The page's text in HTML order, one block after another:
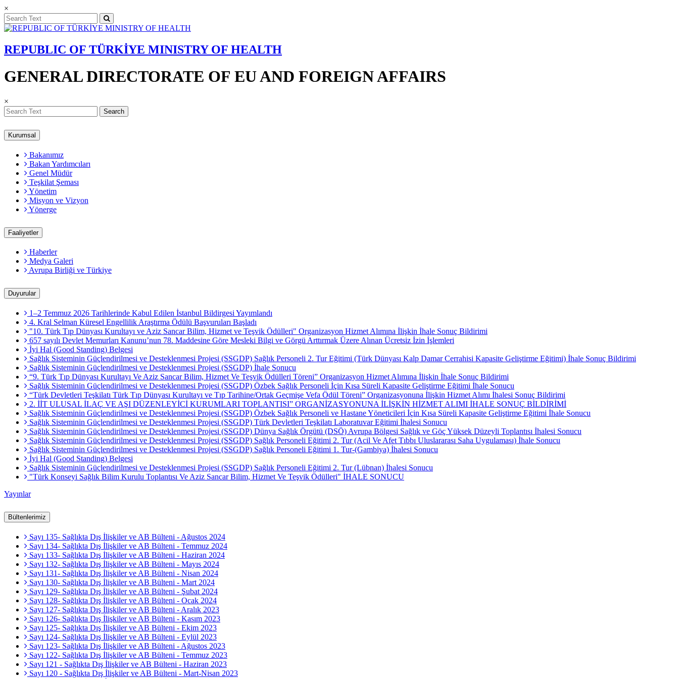
×
REPUBLIC OF TÜRKİYE MINISTRY OF HEALTH
GENERAL DIRECTORATE OF EU AND FOREIGN AFFAIRS
×
Search
Kurumsal
Bakanımız
Bakan Yardımcıları
Genel Müdür
Teşkilat Şeması
Yönetim
Misyon ve Vizyon
Yönerge
Faaliyetler
Haberler
Medya Galeri
Avrupa Birliği ve Türkiye
Duyurular
1–2 Temmuz 2026 Tarihlerinde Kabul Edilen İstanbul Bildirgesi Yayımlandı
4. Kral Selman Küresel Engellilik Araştırma Ödülü Başvuruları Başladı
"10. Türk Tıp Dünyası Kurultayı ve Aziz Sancar Bilim, Hizmet ve Teşvik Ödülleri" Organizasyon Hizmet Alımına İlişkin İhale Sonuç Bildirimi
657 sayılı Devlet Memurları Kanunu’nun 78. Maddesine Göre Mesleki Bilgi ve Görgü Arttırmak Üzere Alınan Ücretsiz İzin İşlemleri
İyi Hal (Good Standing) Belgesi
Sağlık Sisteminin Güçlendirilmesi ve Desteklenmesi Projesi (SSGDP) Sağlık Personeli 2. Tur Eğitimi (Türk Dünyası Kalp Damar Cerrahisi Kapasite Geliştirme Eğitimi) İhale Sonuç Bildirimi
Sağlık Sisteminin Güçlendirilmesi ve Desteklenmesi Projesi (SSGDP) İhale Sonucu
“9. Türk Tıp Dünyası Kurultayı Ve Aziz Sancar Bilim, Hizmet Ve Teşvik Ödülleri Töreni” Organizasyon Hizmet Alımına İlişkin İhale Sonuç Bildirimi
Sağlık Sisteminin Güçlendirilmesi ve Desteklenmesi Projesi (SSGDP) Özbek Sağlık Personeli İçin Kısa Süreli Kapasite Geliştirme Eğitimi İhale Sonucu
“Türk Devletleri Teşkilatı Türk Tıp Dünyası Kurultayı ve Tıp Tarihine/Ortak Geçmişe Vefa Ödül Töreni” Organizasyonuna İlişkin Hizmet Alımı İhalesi Sonuç Bildirimi
2. İİT ULUSAL İLAÇ VE AŞI DÜZENLEYİCİ KURUMLARI TOPLANTISI” ORGANİZASYONUNA İLİŞKİN HİZMET ALIMI İHALE SONUÇ BİLDİRİMİ
Sağlık Sisteminin Güçlendirilmesi ve Desteklenmesi Projesi (SSGDP) Özbek Sağlık Personeli ve Hastane Yöneticileri İçin Kısa Süreli Kapasite Geliştirme Eğitimi İhale Sonucu
Sağlık Sisteminin Güçlendirilmesi ve Desteklenmesi Projesi (SSGDP) Türk Devletleri Teşkilatı Laboratuvar Eğitimi İhalesi Sonucu
Sağlık Sisteminin Güçlendirilmesi ve Desteklenmesi Projesi (SSGDP) Dünya Sağlık Örgütü (DSÖ) Avrupa Bölgesi Sağlık ve Göç Yüksek Düzeyli Toplantısı İhalesi Sonucu
Sağlık Sisteminin Güçlendirilmesi ve Desteklenmesi Projesi (SSGDP) Sağlık Personeli Eğitimi 2. Tur (Acil Ve Afet Tıbbı Uluslararası Saha Uygulaması) İhale Sonucu
Sağlık Sisteminin Güçlendirilmesi ve Desteklenmesi Projesi (SSGDP) Sağlık Personeli Eğitimi 1. Tur-(Gambiya) İhalesi Sonucu
İyi Hal (Good Standing) Belgesi
Sağlık Sisteminin Güçlendirilmesi ve Desteklenmesi Projesi (SSGDP) Sağlık Personeli Eğitimi 2. Tur (Lübnan) İhalesi Sonucu
"Türk Konseyi Sağlık Bilim Kurulu Toplantısı Ve Aziz Sancar Bilim, Hizmet Ve Teşvik Ödülleri" İHALE SONUCU
Yayınlar
Bültenlerimiz
Sayı 135- Sağlıkta Dış İlişkiler ve AB Bülteni - Ağustos 2024
Sayı 134- Sağlıkta Dış İlişkiler ve AB Bülteni - Temmuz 2024
Sayı 133- Sağlıkta Dış İlişkiler ve AB Bülteni - Haziran 2024
Sayı 132- Sağlıkta Dış İlişkiler ve AB Bülteni - Mayıs 2024
Sayı 131- Sağlıkta Dış İlişkiler ve AB Bülteni - Nisan 2024
Sayı 130- Sağlıkta Dış İlişkiler ve AB Bülteni - Mart 2024
Sayı 129- Sağlıkta Dış İlişkiler ve AB Bülteni - Şubat 2024
Sayı 128- Sağlıkta Dış İlişkiler ve AB Bülteni - Ocak 2024
Sayı 127- Sağlıkta Dış İlişkiler ve AB Bülteni - Aralık 2023
Sayı 126- Sağlıkta Dış İlişkiler ve AB Bülteni - Kasım 2023
Sayı 125- Sağlıkta Dış İlişkiler ve AB Bülteni - Ekim 2023
Sayı 124- Sağlıkta Dış İlişkiler ve AB Bülteni - Eylül 2023
Sayı 123- Sağlıkta Dış İlişkiler ve AB Bülteni - Ağustos 2023
Sayı 122- Sağlıkta Dış İlişkiler ve AB Bülteni - Temmuz 2023
Sayı 121 - Sağlıkta Dış İlişkiler ve AB Bülteni - Haziran 2023
Sayı 120 - Sağlıkta Dış İlişkiler ve AB Bülteni - Mart-Nisan 2023